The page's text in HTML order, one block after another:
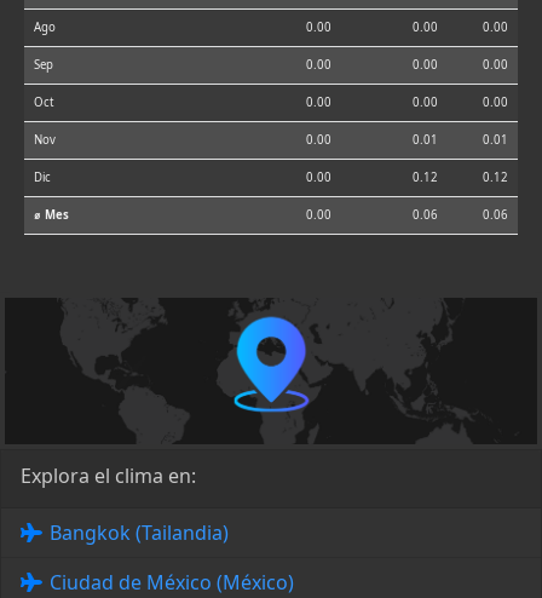
Ago 0.00 0.00 0.00
Sep 0.00 0.00 0.00
Oct 0.00 0.00 0.00
Nov 0.00 0.01 0.01
Dic 0.00 0.12 0.12
⌀ Mes 0.00 0.06 0.06
Explora el clima en:
Bangkok (Tailandia)
Ciudad de México (México)